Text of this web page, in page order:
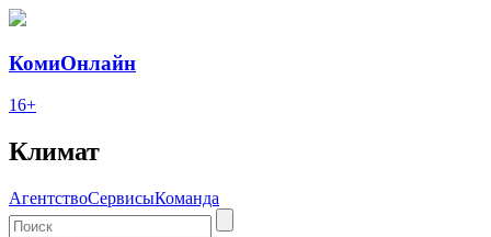
КомиОнлайн
16+
Климат
АгентствоСервисыКоманда